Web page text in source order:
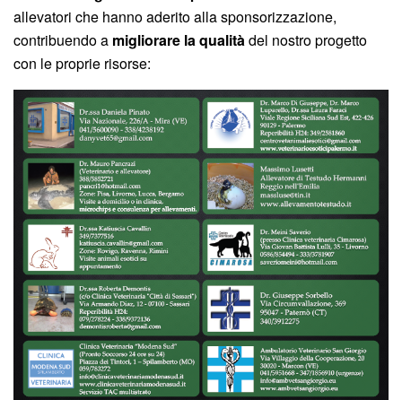
allevatori che hanno aderito alla sponsorizzazione,
contribuendo a migliorare la qualitàdel nostro progetto
con le proprie risorse: